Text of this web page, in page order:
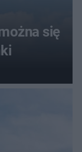
się